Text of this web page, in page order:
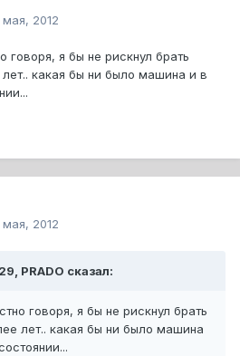
мая, 2012
говоря, я бы не рискнул брать
какая бы ни было машина и в
мая, 2012
PRADO сказал:
говоря, я бы не рискнул брать
лет.. какая бы ни было машина